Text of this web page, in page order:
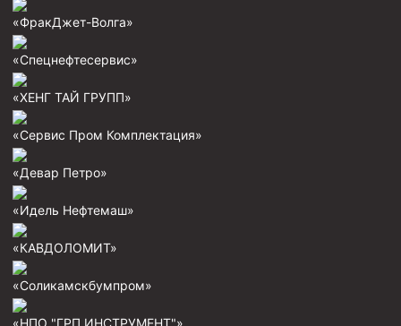
Скреперы механические
Штанголовки
Обурочный комплекс ОК
Фрезеры торцевые с фрезерующей воронкой и с
«ФракДжет-Волга»
«Спецнефтесервис»
«ХЕНГ ТАЙ ГРУПП»
«Сервис Пром Комплектация»
«Девар Петро»
«Идель Нефтемаш»
«КАВДОЛОМИТ»
«Соликамскбумпром»
«НПО "ГРП ИНСТРУМЕНТ"»